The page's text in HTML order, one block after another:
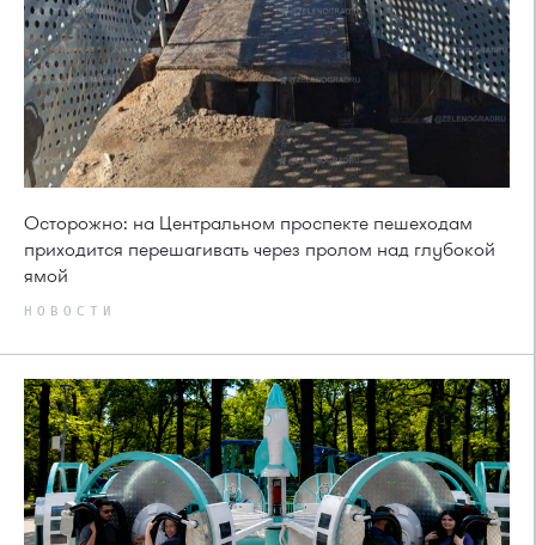
Осторожно: на Центральном проспекте пешеходам
приходится перешагивать через пролом над глубокой
ямой
НОВОСТИ